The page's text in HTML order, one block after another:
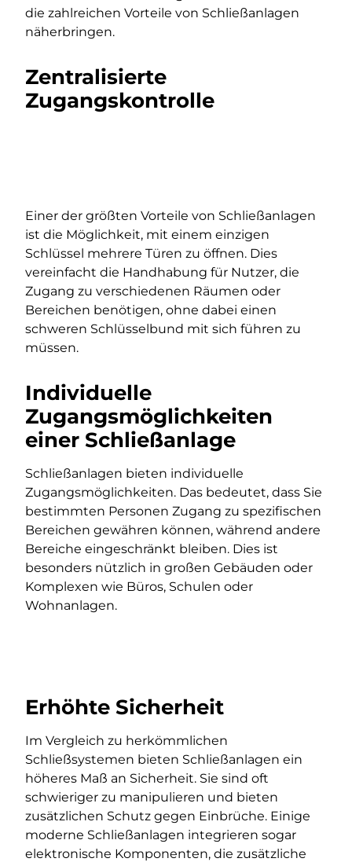
die zahlreichen Vorteile von Schließanlagen
näherbringen.
Zentralisierte
Zugangskontrolle
Einer der größten Vorteile von Schließanlagen
ist die Möglichkeit, mit einem einzigen
Schlüssel mehrere Türen zu öffnen. Dies
vereinfacht die Handhabung für Nutzer, die
Zugang zu verschiedenen Räumen oder
Bereichen benötigen, ohne dabei einen
schweren Schlüsselbund mit sich führen zu
müssen.
Individuelle
Zugangsmöglichkeiten
einer Schließanlage
Schließanlagen bieten individuelle
Zugangsmöglichkeiten. Das bedeutet, dass Sie
bestimmten Personen Zugang zu spezifischen
Bereichen gewähren können, während andere
Bereiche eingeschränkt bleiben. Dies ist
besonders nützlich in großen Gebäuden oder
Komplexen wie Büros, Schulen oder
Wohnanlagen.
Erhöhte Sicherheit
Im Vergleich zu herkömmlichen
Schließsystemen bieten Schließanlagen ein
höheres Maß an Sicherheit. Sie sind oft
schwieriger zu manipulieren und bieten
zusätzlichen Schutz gegen Einbrüche. Einige
moderne Schließanlagen integrieren sogar
elektronische Komponenten, die zusätzliche